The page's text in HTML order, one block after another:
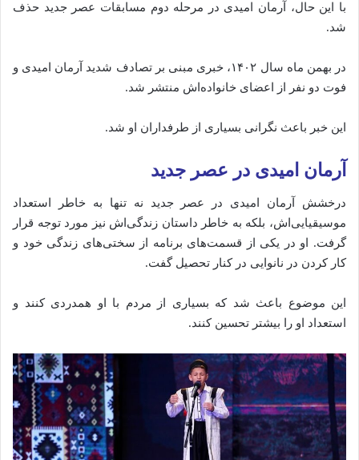
با این حال، آرمان امیدی در مرحله دوم مسابقات عصر جدید حذف
شد.
در بهمن ماه سال ۱۴۰۲، خبری مبنی بر تصادف شدید آرمان امیدی و
فوت دو نفر از اعضای خانواده‌اش منتشر شد.
این خبر باعث نگرانی بسیاری از طرفداران او شد.
آرمان امیدی در عصر جدید
درخشش آرمان امیدی در عصر جدید نه تنها به خاطر استعداد
موسیقیایی‌اش، بلکه به خاطر داستان زندگی‌اش نیز مورد توجه قرار
گرفت. او در یکی از قسمت‌های برنامه از سختی‌های زندگی خود و
کار کردن در نانوایی در کنار تحصیل گفت.
این موضوع باعث شد که بسیاری از مردم با او همدردی کنند و
استعداد او را بیشتر تحسین کنند.